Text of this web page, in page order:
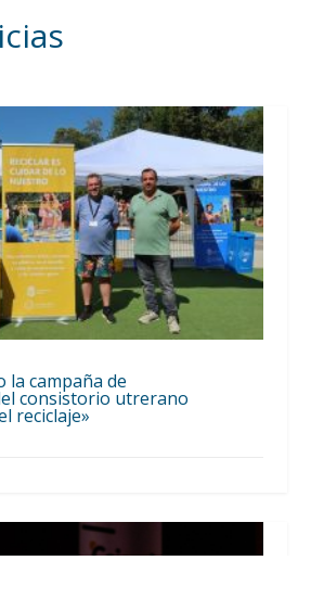
la campaña de
consistorio utrerano
reciclaje»